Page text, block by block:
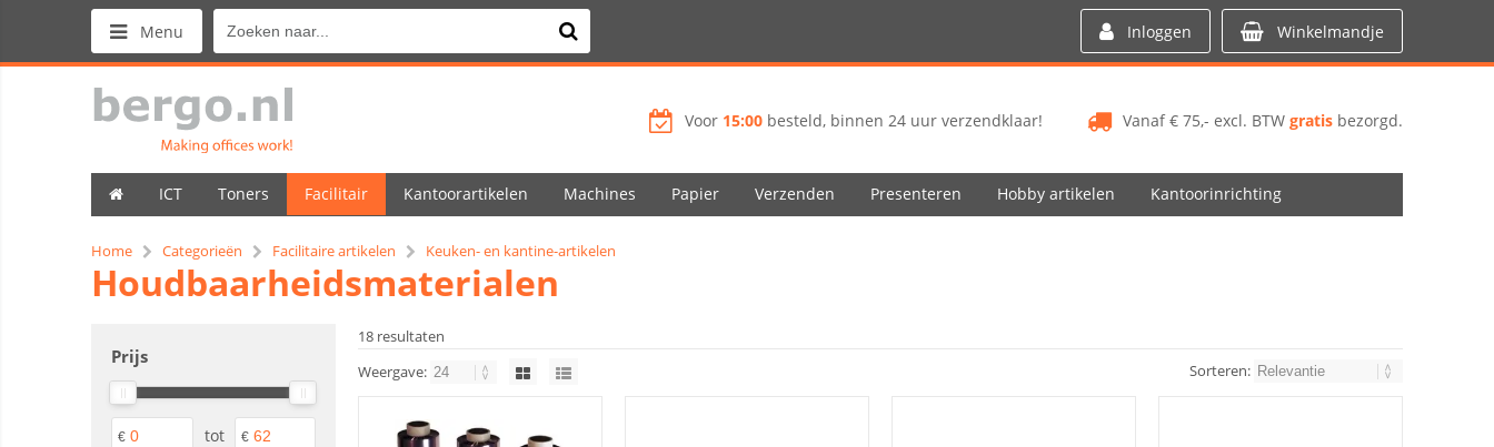
Menu Inloggen Winkelmandje
Vanaf € 75,- excl. BTW gratis bezorgd.
Voor 15:00 besteld, binnen 24 uur verzendklaar!
ICT Toners Facilitair Kantoorartikelen Machines Papier Verzenden Presenteren Hobby artikelen Kantoorinrichting
Home Categorieën Facilitaire artikelen Keuken- en kantine-artikelen
Houdbaarheidsmaterialen
Prijs
€ tot €
18 resultaten
Weergave:
Sorteren: